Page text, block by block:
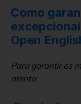
Como
Open
Para garantir os
atento: